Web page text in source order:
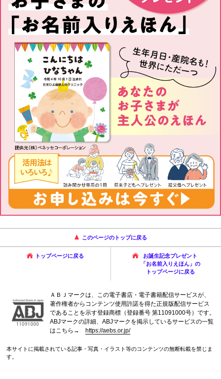
このページのトップに戻る
トップページに戻る
お誕生記念プレゼント
「お名前入りえほん」の
トップページに戻る
ＡＢＪマークは、この電子書店・電子書籍配信サービスが、
著作権者からコンテンツ使用許諾を得た正規版配信サービス
であることを示す登録商標（登録番号 第11091000号）です。
ABJマークの詳細、ABJマークを掲示しているサービスの一覧
はこちら→ https://aebs.or.jp/
本サイトに掲載されている記事・写真・イラスト等のコンテンツの無断転載を禁じま
す。